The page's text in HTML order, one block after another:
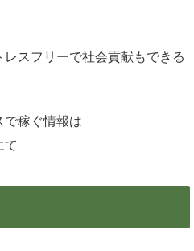
スフリーで社会貢献もできる
で稼ぐ情報は
て